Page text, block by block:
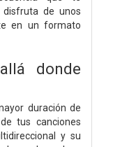
disfruta de unos
en un formato
donde
duración de
tus canciones
y su